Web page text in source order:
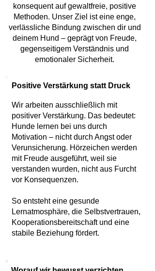
konsequent auf gewaltfreie, positive
Methoden. Unser Ziel ist eine enge,
verlässliche Bindung zwischen dir und
deinem Hund – geprägt von Freude,
gegenseitigem Verständnis und
emotionaler Sicherheit.
Positive Verstärkung statt Druck
Wir arbeiten ausschließlich mit
positiver Verstärkung. Das bedeutet:
Hunde lernen bei uns durch
Motivation – nicht durch Angst oder
Verunsicherung. Hörzeichen werden
mit Freude ausgeführt, weil sie
verstanden wurden, nicht aus Furcht
vor Konsequenzen.
So entsteht eine gesunde
Lernatmosphäre, die Selbstvertrauen,
Kooperationsbereitschaft und eine
stabile Beziehung fördert.